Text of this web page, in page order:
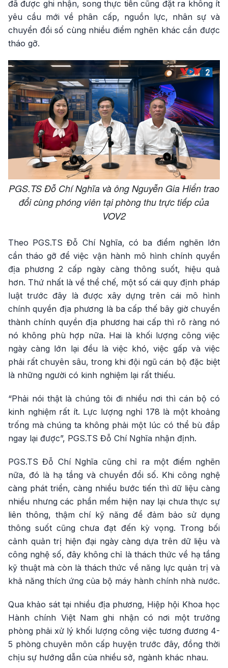
đã được ghi nhận, song thực tiễn cũng đặt ra không ít
yêu cầu mới về phân cấp, nguồn lực, nhân sự và
chuyển đổi số cùng nhiều điểm nghẽn khác cần được
tháo gỡ.
PGS.TS Đỗ Chí Nghĩa và ông Nguyễn Gia Hiển trao
đổi cùng phóng viên tại phòng thu trực tiếp của
VOV2
Theo PGS.TS Đỗ Chí Nghĩa, có ba điểm nghẽn lớn
cần tháo gỡ để việc vận hành mô hình chính quyền
địa phương 2 cấp ngày càng thông suốt, hiệu quả
hơn. Thứ nhất là về thể chế, một số cái quy định pháp
luật trước đây là được xây dựng trên cái mô hình
chính quyền địa phương là ba cấp thế bây giờ chuyển
thành chính quyền địa phương hai cấp thì rõ ràng nó
nó không phù hợp nữa. Hai là khối lượng công việc
ngày càng lớn lại đều là việc khó, việc gấp và việc
phải rất chuyên sâu, trong khi đội ngũ cán bộ đặc biệt
là những người có kinh nghiệm lại rất thiếu.
“Phải nói thật là chúng tôi đi nhiều nơi thì cán bộ có
kinh nghiệm rất ít. Lực lượng nghỉ 178 là một khoảng
trống mà chúng ta không phải một lúc có thể bù đắp
ngay lại được”, PGS.TS Đỗ Chí Nghĩa nhận định.
PGS.TS Đỗ Chí Nghĩa cũng chỉ ra một điểm nghẽn
nữa, đó là hạ tầng và chuyền đổi số. Khi công nghệ
càng phát triển, càng nhiều bước tiến thì dữ liệu càng
nhiều nhưng các phần mềm hiện nay lại chưa thực sự
liên thông, thậm chí kỹ năng để đảm bảo sử dụng
thông suốt cũng chưa đạt đến kỳ vọng. Trong bối
cảnh quản trị hiện đại ngày càng dựa trên dữ liệu và
công nghệ số, đây không chỉ là thách thức về hạ tầng
kỹ thuật mà còn là thách thức về năng lực quản trị và
khả năng thích ứng của bộ máy hành chính nhà nước.
Qua khảo sát tại nhiều địa phương, Hiệp hội Khoa học
Hành chính Việt Nam ghi nhận có nơi một trưởng
phòng phải xử lý khối lượng công việc tương đương 4-
5 phòng chuyên môn cấp huyện trước đây, đồng thời
chịu sự hướng dẫn của nhiều sở, ngành khác nhau.